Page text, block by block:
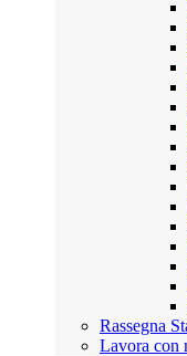
Rassegna
Lavora con